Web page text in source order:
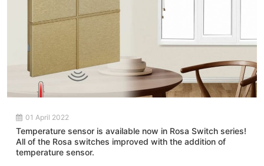
01 April 2022
Temperature sensor is available now in Rosa Switch series!
All of the Rosa switches improved with the addition of
temperature sensor.